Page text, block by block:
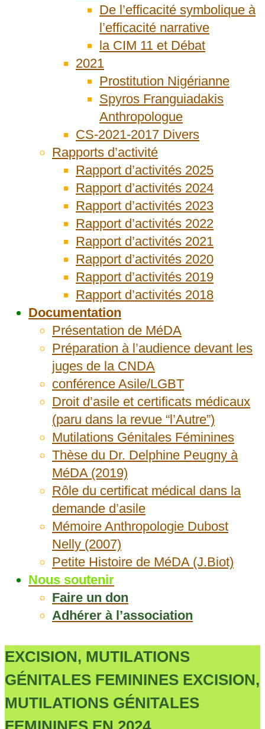
De l’efficacité symbolique à
l’efficacité narrative
la CIM 11 et Débat
2021
Prostitution Nigérianne
Spyros Franguiadakis
Anthropologue
CS-2021-2017 Divers
Rapports d’activité
Rapport d’activités 2025
Rapport d’activités 2024
Rapport d’activités 2023
Rapport d’activités 2022
Rapport d’activités 2021
Rapport d’activités 2020
Rapport d’activités 2019
Rapport d’activités 2018
Documentation
Présentation de MéDA
Préparation à l’audience devant les
juges de la CNDA
conférence Asile/LGBT
Droit d’asile et certificats médicaux
(paru dans la revue “l’Autre”)
Mutilations Génitales Féminines
Thèse du Dr. Delphine Peugny à
MéDA (2019)
Rôle du certificat médical dans la
demande d’asile
Mémoire Anthropologie Dubost
Nelly (2007)
Petite Histoire de MéDA (J.Biot)
Nous soutenir
Faire un don
Adhérer à l’association
EXCISION, MUTILATIONS
GÉNITALES FEMININES EXCISION,
MUTILATIONS GÉNITALES